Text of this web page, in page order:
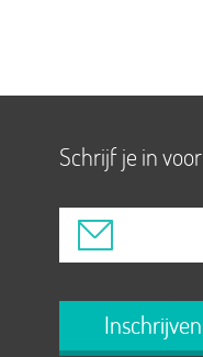
Schrijf je in
Inschrijven